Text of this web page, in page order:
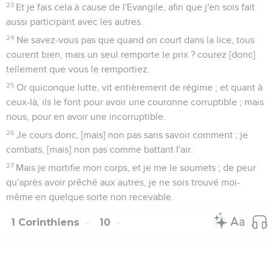
23 Et je fais cela à cause de l'Evangile, afin que j'en sois fait
aussi participant avec les autres.
24 Ne savez-vous pas que quand on court dans la lice, tous
courent bien, mais un seul remporte le prix ? courez [donc]
tellement que vous le remportiez.
25 Or quiconque lutte, vit entièrement de régime ; et quant à
ceux-là, ils le font pour avoir une couronne corruptible ; mais
nous, pour en avoir une incorruptible.
26 Je cours donc, [mais] non pas sans savoir comment ; je
combats, [mais] non pas comme battant l'air.
27 Mais je mortifie mon corps, et je me le soumets ; de peur
qu'après avoir prêché aux autres, je ne sois trouvé moi-
même en quelque sorte non recevable.
1 Corinthiens 10